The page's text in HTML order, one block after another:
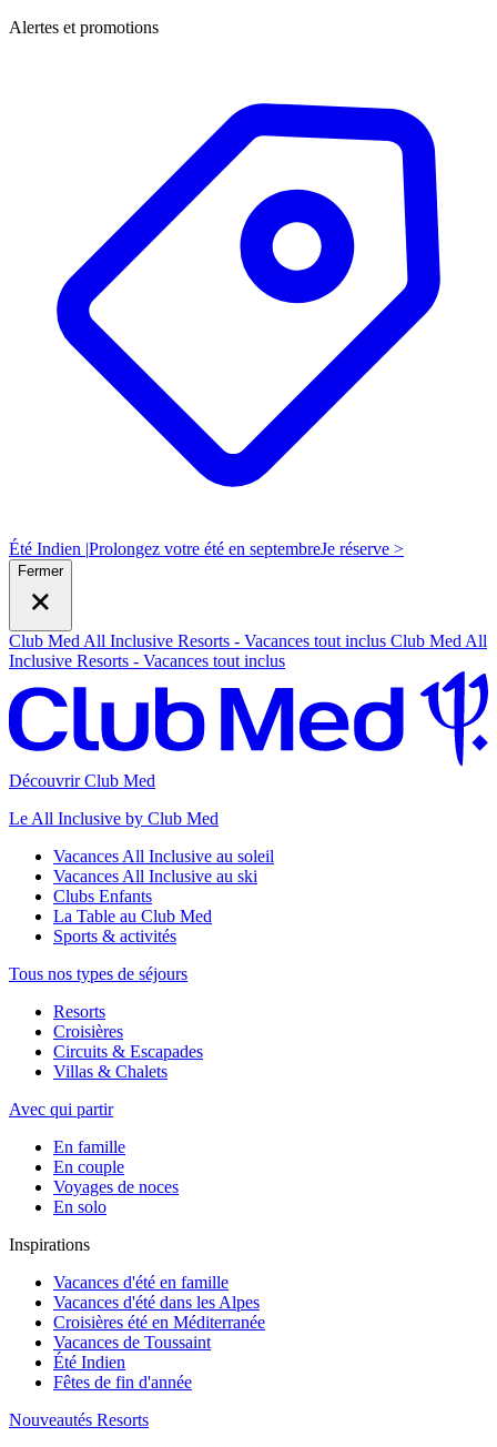
Alertes et promotions
Été Indien |Prolongez votre été en septembreJe réserve >
Fermer
Club Med All Inclusive Resorts - Vacances tout inclus Club Med All
Inclusive Resorts - Vacances tout inclus
Découvrir Club Med
Le All Inclusive by Club Med
Vacances All Inclusive au soleil
Vacances All Inclusive au ski
Clubs Enfants
La Table au Club Med
Sports & activités
Tous nos types de séjours
Resorts
Croisières
Circuits & Escapades
Villas & Chalets
Avec qui partir
En famille
En couple
Voyages de noces
En solo
Inspirations
Vacances d'été en famille
Vacances d'été dans les Alpes
Croisières été en Méditerranée
Vacances de Toussaint
Été Indien
Fêtes de fin d'année
Nouveautés Resorts